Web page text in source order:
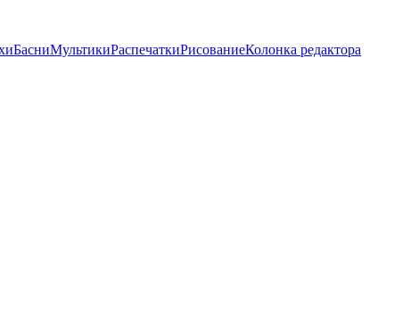
БасниМультикиРаспечаткиРисованиеКолонка редактора